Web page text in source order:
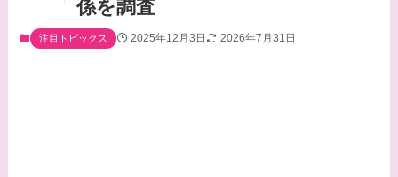
係を調査
注目トピックス 2025年12月3日 2026年7月31日